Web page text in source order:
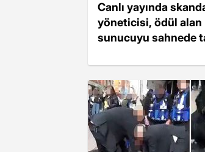
Canlı yayında
yöneticisi, ödül alan
sunucuyu sahnede